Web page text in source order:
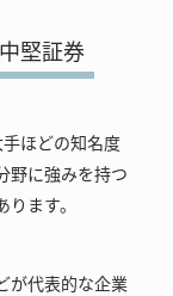
堅証券
ほどの知名度
野に強みを持つ
ます。
が代表的な企業